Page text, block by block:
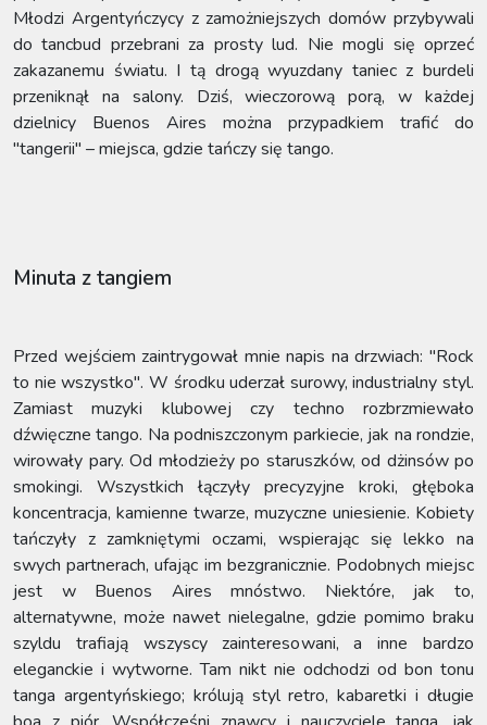
Młodzi Argentyńczycy z zamożniejszych domów przybywali
do tancbud przebrani za prosty lud. Nie mogli się oprzeć
zakazanemu światu. I tą drogą wyuzdany taniec z burdeli
przeniknął na salony. Dziś, wieczorową porą, w każdej
dzielnicy Buenos Aires można przypadkiem trafić do
"tangerii" – miejsca, gdzie tańczy się tango.
Minuta z tangiem
Przed wejściem zaintrygował mnie napis na drzwiach: "Rock
to nie wszystko". W środku uderzał surowy, industrialny styl.
Zamiast muzyki klubowej czy techno rozbrzmiewało
dźwięczne tango. Na podniszczonym parkiecie, jak na rondzie,
wirowały pary. Od młodzieży po staruszków, od dżinsów po
smokingi. Wszystkich łączyły precyzyjne kroki, głęboka
koncentracja, kamienne twarze, muzyczne uniesienie. Kobiety
tańczyły z zamkniętymi oczami, wspierając się lekko na
swych partnerach, ufając im bezgranicznie. Podobnych miejsc
jest w Buenos Aires mnóstwo. Niektóre, jak to,
alternatywne, może nawet nielegalne, gdzie pomimo braku
szyldu trafiają wszyscy zainteresowani, a inne bardzo
eleganckie i wytworne. Tam nikt nie odchodzi od bon tonu
tanga argentyńskiego; królują styl retro, kabaretki i długie